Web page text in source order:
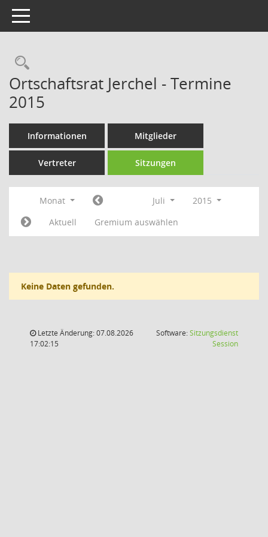
Toggle navigation
Rechercheauswahl
Ortschaftsrat Jerchel - Termine
2015
Informationen Mitglieder
Vertreter Sitzungen
Monat Juli
2015
Aktuell
Gremium auswählen
Keine Daten gefunden.
Letzte Änderung: 07.08.2026
17:02:15
Software:Sitzungsdienst
Session(Wird in